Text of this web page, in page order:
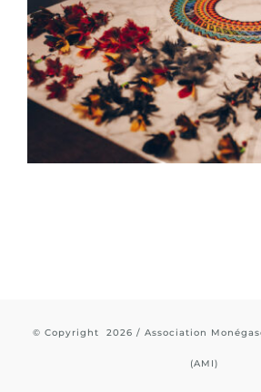
© Copyright 2026 / Association
(AMI)